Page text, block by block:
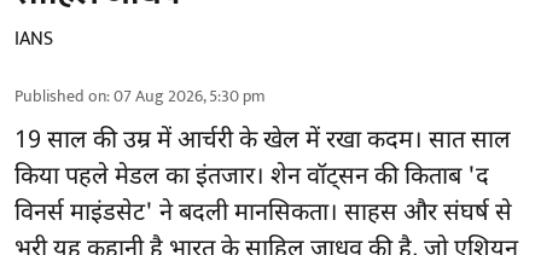
IANS
Published on:07 Aug 2026, 5:30 pm
19 साल की उम्र में आर्चरी के खेल में रखा कदम। सात साल
किया पहले मेडल का इंतजार। शेन वॉट्सन की किताब 'द
विनर्स माइंडसेट' ने बदली मानसिकता। साहस और संघर्ष से